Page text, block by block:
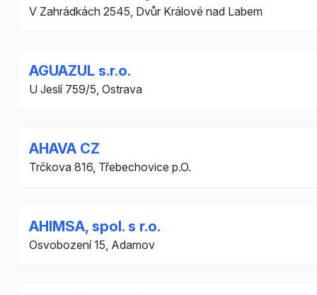
V Zahrádkách 2545, Dvůr Králové nad Labem
AGUAZUL s.r.o.
U Jeslí 759/5, Ostrava
AHAVA CZ
Trčkova 816, Třebechovice p.O.
AHIMSA, spol. s r.o.
Osvobození 15, Adamov